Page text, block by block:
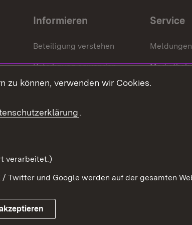
Informieren
Beteiligung verstehen
Beteiligung anwenden
Beteiligung stärken
Service
Meldungen
Mediathek
Kontakt
zu können, verwenden wir Cookies.
.
verarbeitet.)
Twitter und Google werden auf der gesamten